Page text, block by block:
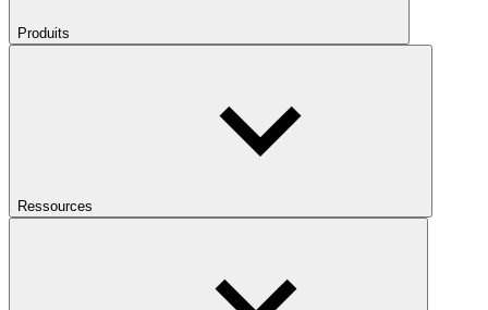
Produits
Ressources